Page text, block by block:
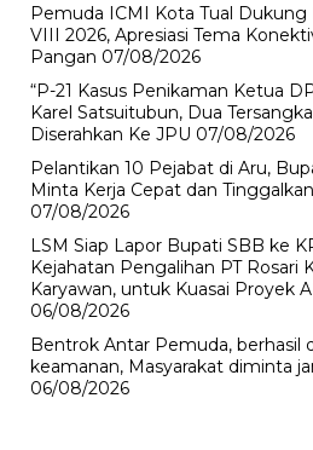
Pemuda ICMI Kota Tual
VIII 2026, Apresiasi Tema
Pangan 07/08/2026
“P-21 Kasus Penikaman Ketua
Karel Satsuitubun, Dua
Diserahkan Ke JPU 07/08/2026
Pelantikan 10 Pejabat di Aru,
Minta Kerja Cepat dan
07/08/2026
LSM Siap Lapor Bupati SBB ke
Kejahatan Pengalihan PT Rosari
Karyawan, untuk Kuasai Proyek
06/08/2026
Bentrok Antar Pemuda, berhasil
keamanan, Masyarakat diminta
06/08/2026